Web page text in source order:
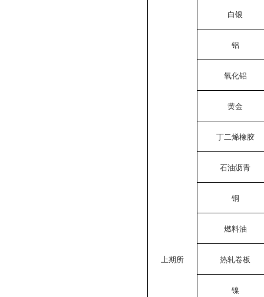
上期所
白银
铝
氧化铝
黄金
丁二烯橡胶
石油沥青
铜
燃料油
热轧卷板
镍